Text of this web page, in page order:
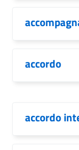
accordo
accordo